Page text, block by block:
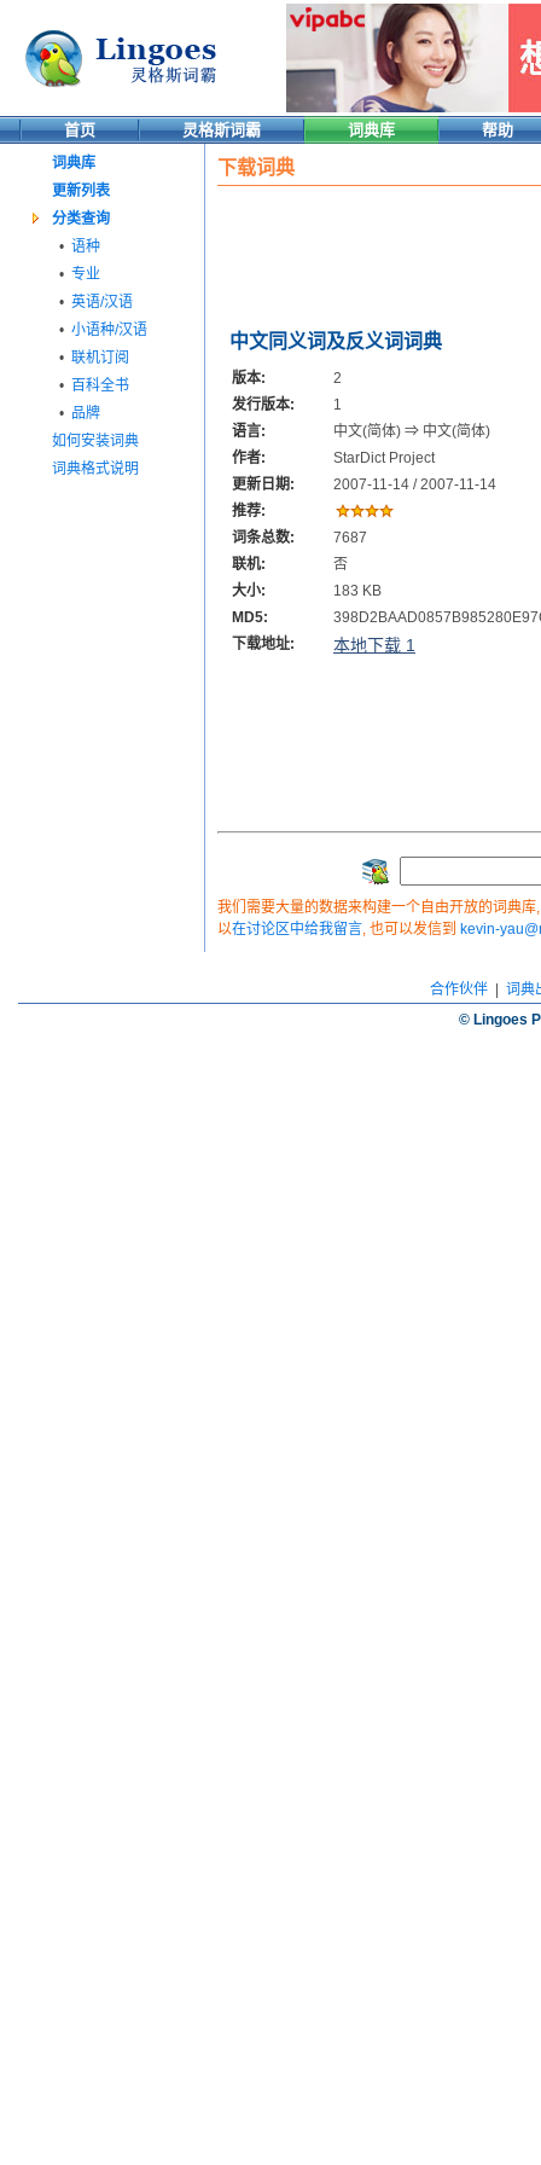
首页 灵格斯词霸 词典库 帮助
词典库
更新列表
分类查询
• 语种
• 专业
• 英语/汉语
• 小语种/汉语
• 联机订阅
• 百科全书
• 品牌
如何安装词典
词典格式说明
下载词典
中文同义词及反义词词典
版本:
2
发行版本:
1
语言:
中文(简体) ⇒ 中文(简体)
作者:
StarDict Project
更新日期:
2007-11-14 / 2007-11-14
推荐:
词条总数:
7687
联机:
否
大小:
183 KB
MD5:
下载地址:
本地下载 1
我们需要大量的数据来构建一个自由开放的词典
以在讨论区中给我留言, 也可以发信到 kevin-
合作伙伴| 词典
© Lingoes